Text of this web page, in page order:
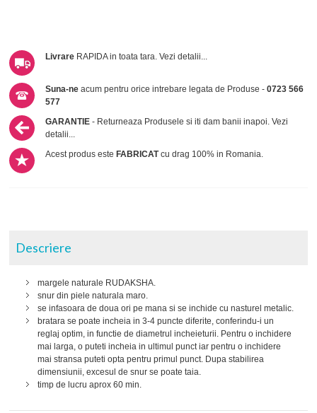
Livrare RAPIDA in toata tara.Vezi detalii...
Suna-ne acum pentru orice intrebare legata de Produse -0723 566
577
GARANTIE - Returneaza Produsele si iti dam banii inapoi.Vezi
detalii...
Acest produs esteFABRICATcu drag 100% in Romania.
Descriere
margele naturale RUDAKSHA.
snur din piele naturala maro.
se infasoara de doua ori pe mana si se inchide cu nasturel metalic.
bratara se poate incheia in 3-4 puncte diferite, conferindu-i un
reglaj optim, in functie de diametrul incheieturii. Pentru o inchidere
mai larga, o puteti incheia in ultimul punct iar pentru o inchidere
mai stransa puteti opta pentru primul punct. Dupa stabilirea
dimensiunii, excesul de snur se poate taia.
timp de lucru aprox 60 min.